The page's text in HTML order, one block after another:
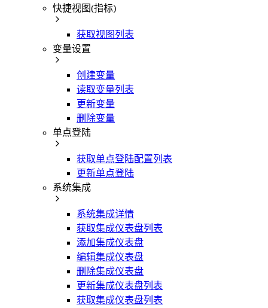
快捷视图(指标)
获取视图列表
变量设置
创建变量
读取变量列表
更新变量
删除变量
单点登陆
获取单点登陆配置列表
更新单点登陆
系统集成
系统集成详情
获取集成仪表盘列表
添加集成仪表盘
编辑集成仪表盘
删除集成仪表盘
更新集成仪表盘列表
获取集成仪表盘列表